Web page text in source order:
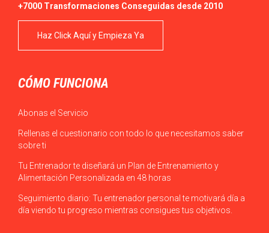
+7000 Transformaciones Conseguidas desde 2010
Haz Click Aquí y Empieza Ya
CÓMO FUNCIONA
Abonas el Servicio
Rellenas el cuestionario con todo lo que necesitamos saber
sobre ti
Tu Entrenador te diseñará un Plan de Entrenamiento y
Alimentación Personalizada en 48 horas
Seguimiento diario: Tu entrenador personal te motivará día a
día viendo tu progreso mientras consigues tus objetivos.